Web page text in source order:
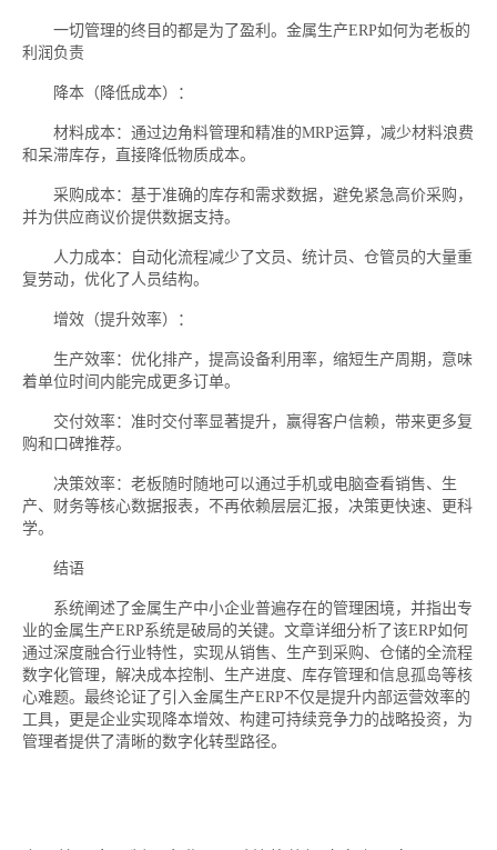
一切管理的终目的都是为了盈利。金属生产ERP如何为老板的
利润负责
降本（降低成本）：
材料成本：通过边角料管理和精准的MRP运算，减少材料浪费
和呆滞库存，直接降低物质成本。
采购成本：基于准确的库存和需求数据，避免紧急高价采购，
并为供应商议价提供数据支持。
人力成本：自动化流程减少了文员、统计员、仓管员的大量重
复劳动，优化了人员结构。
增效（提升效率）：
生产效率：优化排产，提高设备利用率，缩短生产周期，意味
着单位时间内能完成更多订单。
交付效率：准时交付率显著提升，赢得客户信赖，带来更多复
购和口碑推荐。
决策效率：老板随时随地可以通过手机或电脑查看销售、生
产、财务等核心数据报表，不再依赖层层汇报，决策更快速、更科
学。
结语
系统阐述了金属生产中小企业普遍存在的管理困境，并指出专
业的金属生产ERP系统是破局的关键。文章详细分析了该ERP如何
通过深度融合行业特性，实现从销售、生产到采购、仓储的全流程
数字化管理，解决成本控制、生产进度、库存管理和信息孤岛等核
心难题。最终论证了引入金属生产ERP不仅是提升内部运营效率的
工具，更是企业实现降本增效、构建可持续竞争力的战略投资，为
管理者提供了清晰的数字化转型路径。